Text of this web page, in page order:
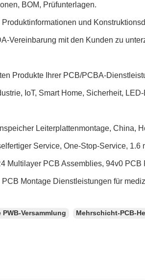
BOM, Prüfunterlagen.
und
Vereinbarung mit den Kunden zu
Produkte Ihrer PCB/PCBA-
IoT, Smart Home, Sicherheit,
Leiterplattenmontage, China,
Service, One-Stop-Service,
Multilayer PCB Assemblies, 94v0
Montage Dienstleistungen für
Versammlung Mehrschicht-PCB-